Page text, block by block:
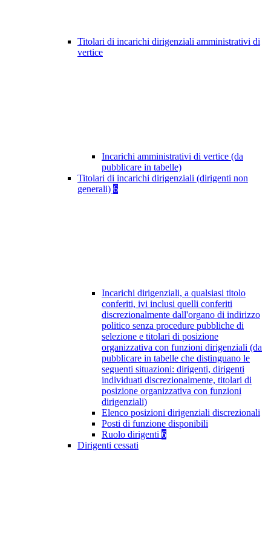
Titolari di incarichi dirigenziali amministrativi di
vertice
Incarichi amministrativi di vertice (da
pubblicare in tabelle)
Titolari di incarichi dirigenziali (dirigenti non
generali) 6
Incarichi dirigenziali, a qualsiasi titolo
conferiti, ivi inclusi quelli conferiti
discrezionalmente dall'organo di indirizzo
politico senza procedure pubbliche di
selezione e titolari di posizione
organizzativa con funzioni dirigenziali (da
pubblicare in tabelle che distinguano le
seguenti situazioni: dirigenti, dirigenti
individuati discrezionalmente, titolari di
posizione organizzativa con funzioni
dirigenziali)
Elenco posizioni dirigenziali discrezionali
Posti di funzione disponibili
Ruolo dirigenti 6
Dirigenti cessati